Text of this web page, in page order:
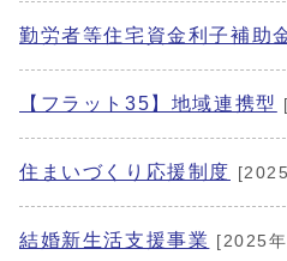
勤労者等住宅資金利子補助
【フラット35】地域連携型
住まいづくり応援制度
結婚新生活支援事業 [2025